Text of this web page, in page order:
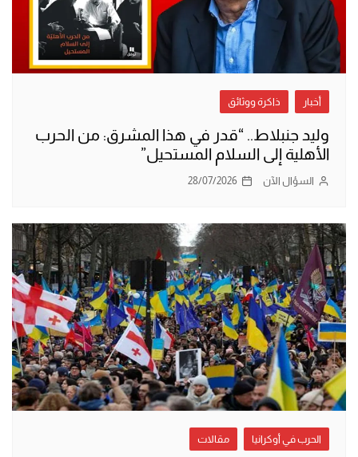
أخبار ذاكرة ووثائق
وليد جنبلاط.. “قدر في هذا المشرق: من الحرب
الأهلية إلى السلام المستحيل”
السؤال الآن 28/07/2026
الحرب في أوكرانيا مقالات